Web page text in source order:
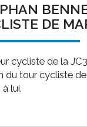
Epicerie
Bornes de
ENFANCE
maternelles
DE
cycliste de la
du tour cycliste
lui.